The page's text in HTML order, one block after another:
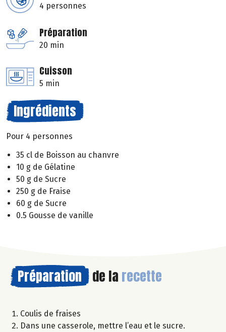
4 personnes
Préparation
20 min
Cuisson
5 min
Ingrédients
Pour 4 personnes
35 cl de Boisson au chanvre
10 g de Gélatine
50 g de Sucre
250 g de Fraise
60 g de Sucre
0.5 Gousse de vanille
Préparation de la recette
Coulis de fraises
Dans une casserole, mettre l’eau et le sucre.